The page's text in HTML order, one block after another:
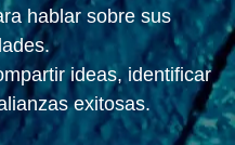
hablar sobre sus
ideas, identificar
exitosas.